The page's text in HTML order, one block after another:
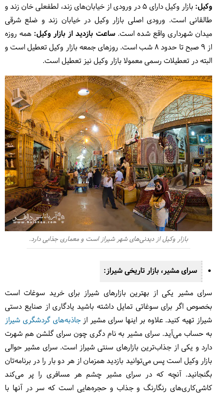
وکیل:
بازار وکیل دارای ۵ در ورودی از خیابان‌های زند، لطفعلی خان زند و
طالقانی است. ورودی اصلی بازار وکیل در خیابان زند و ضلع شرقی
میدان شهرداری واقع شده است.ساعت بازدید از بازار وکیل: همه روزه
از 9 صبح تا حدود 8 شب است. روزهای جمعه بازار وکیل تعطیل است و
البته در تعطیلات رسمی معمولا بازار وکیل نیز تعطیل است.
بازار وکیل از دیدنی‌های شهر شیراز است و معماری جذابی دارد.
سرای مشیر، بازار تاریخی شیراز:
سرای مشیر یکی از بهترین بازارهای شیراز برای خرید سوغات است
بخصوص اگر برای سوغاتی تمایل داشته باشید یادگاری از صنایع دستی
شیراز تهیه کنید. علاوه بر اینها سرای مشیر ازجاذبه‌های گردشگری شیراز
به حساب می‌آید. سرای مشیر به نام دگری چون سرای گلشن هم شهرت
دارد و یکی از جذاب‌ترین بازارهای سنتی شیراز است. سرای مشیر حوالی
بازار وکیل است پس می‌توانید بازدید همزمان از هر دو بار را در برنامه‌تان
بگنجانید. آنچه که در سرای مشیر چشم هر مسافری را پر می‌کند
کاشی‌کاری‌های رنگارنگ و جذاب و حجره‌هایی است که سر در آنها با